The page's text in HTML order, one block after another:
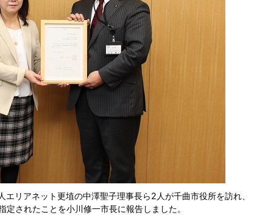
リアネット更埴の中澤聖子理事長ら2人が千曲市役所を訪れ、
されたことを小川修一市長に報告しました。